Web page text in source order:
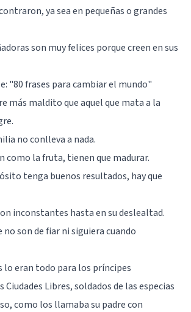
ya sea en pequeñas o grandes
son muy felices porque creen en sus
"80 frases para cambiar el mundo"
más maldito que aquel que mata a la
no conlleva a nada.
como la fruta, tienen que madurar.
tenga buenos resultados, hay que
inconstantes hasta en su deslealtad.
no son de fiar ni siguiera cuando
lo eran todo para los príncipes
Ciudades Libres, soldados de las especias
como los llamaba su padre con